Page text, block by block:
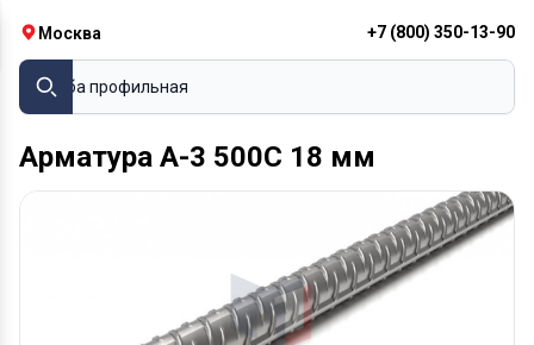
Москва +7 (800) 350-13-90
Труба профильная
Арматура А-3 500С 18 мм